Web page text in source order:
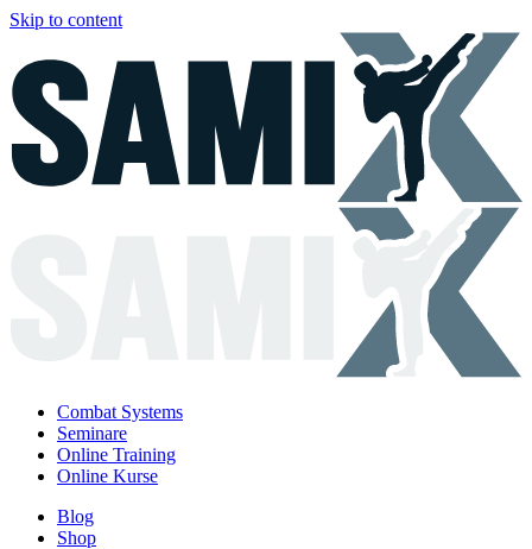
Skip to content
Combat Systems
Seminare
Online Training
Online Kurse
Blog
Shop